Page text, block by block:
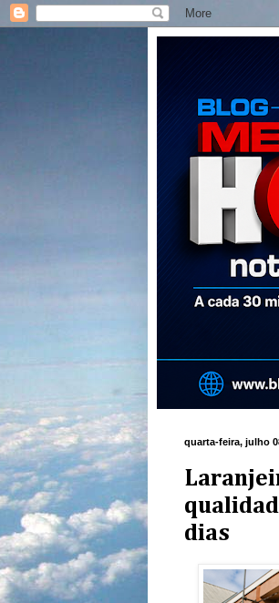
quarta-feira, julho
dias